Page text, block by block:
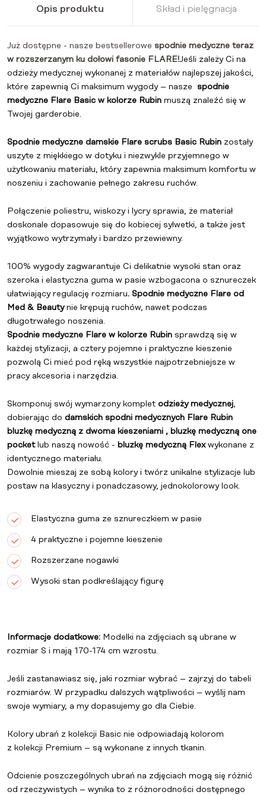
Opis produktu Skład i pielęgnacja
Już dostępne - nasze bestsellerowe spodnie medyczne teraz
w rozszerzanym ku dołowi fasonie FLARE!Jeśli zależy Ci na
odzieży medycznej wykonanej z materiałów najlepszej jakości,
które zapewnią Ci maksimum wygody – nasze spodnie
medyczne Flare Basic w kolorze Rubin muszą znaleźć się w
Twojej garderobie.
Spodnie medyczne damskie Flare scrubs Basic Rubin zostały
uszyte z miękkiego w dotyku i niezwykle przyjemnego w
użytkowaniu materiału, który zapewnia maksimum komfortu w
noszeniu i zachowanie pełnego zakresu ruchów.
Połączenie poliestru, wiskozy i lycry sprawia, że materiał
doskonale dopasowuje się do kobiecej sylwetki, a także jest
wyjątkowo wytrzymały i bardzo przewiewny.
100% wygody zagwarantuje Ci delikatnie wysoki stan oraz
szeroka i elastyczna guma w pasie wzbogacona o sznureczek
ułatwiający regulację rozmiaru. Spodnie medyczne Flare od
Med & Beautynie krępują ruchów, nawet podczas
długotrwałego noszenia.
Spodnie medyczne Flare w kolorze Rubin sprawdzą się w
każdej stylizacji, a cztery pojemne i praktyczne kieszenie
pozwolą Ci mieć pod ręką wszystkie najpotrzebniejsze w
pracy akcesoria i narzędzia.
Skomponuj swój wymarzony komplet odzieży medycznej,
dobierając do damskich spodni medycznych Flare Rubin
bluzkę medyczną z dwoma kieszeniami , bluzkę medyczną one
pocket lub naszą nowość - bluzkę medyczną Flexwykonane z
identycznego materiału.
Dowolnie mieszaj ze sobą kolory i twórz unikalne stylizacje lub
postaw na klasyczny i ponadczasowy, jednokolorowy look.
Elastyczna guma ze sznureczkiem w pasie
4 praktyczne i pojemne kieszenie
Rozszerzane nogawki
Wysoki stan podkreślający figurę
Informacje dodatkowe: Modelki na zdjęciach są ubrane w
rozmiar S i mają 170-174 cm wzrostu.
Jeśli zastanawiasz się, jaki rozmiar wybrać – zajrzyj do tabeli
rozmiarów. W przypadku dalszych wątpliwości – wyślij nam
swoje wymiary, a my dopasujemy go dla Ciebie.
Kolory ubrań z kolekcji Basic nie odpowiadają kolorom
z kolekcji Premium – są wykonane z innych tkanin.
Odcienie poszczególnych ubrań na zdjęciach mogą się różnić
od rzeczywistych – wynika to z różnorodności dostępnego